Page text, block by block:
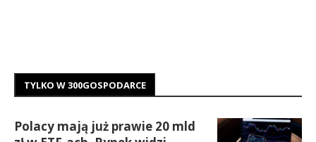
TYLKO W 300GOSPODARCE
Polacy mają już prawie 20 mld